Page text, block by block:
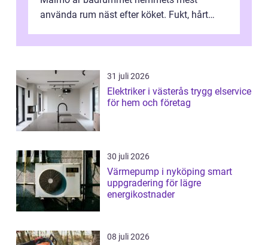
använda rum näst efter köket. Fukt, hårt
...
31 juli 2026
Elektriker i västerås trygg elservice
för hem och företag
30 juli 2026
Värmepump i nyköping smart
uppgradering för lägre
energikostnader
08 juli 2026